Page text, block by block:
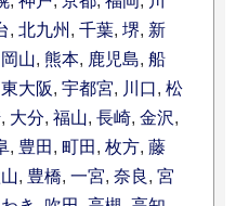
, 北九州 , 千葉, 堺, 新
岡山, 熊本, 鹿児島, 船
東大阪, 宇都宮, 川口, 松
, 大分, 福山, 長崎, 金沢,
, 豊田 , 町田 , 枚方, 藤
, 豊橋, 一宮, 奈良 , 宮